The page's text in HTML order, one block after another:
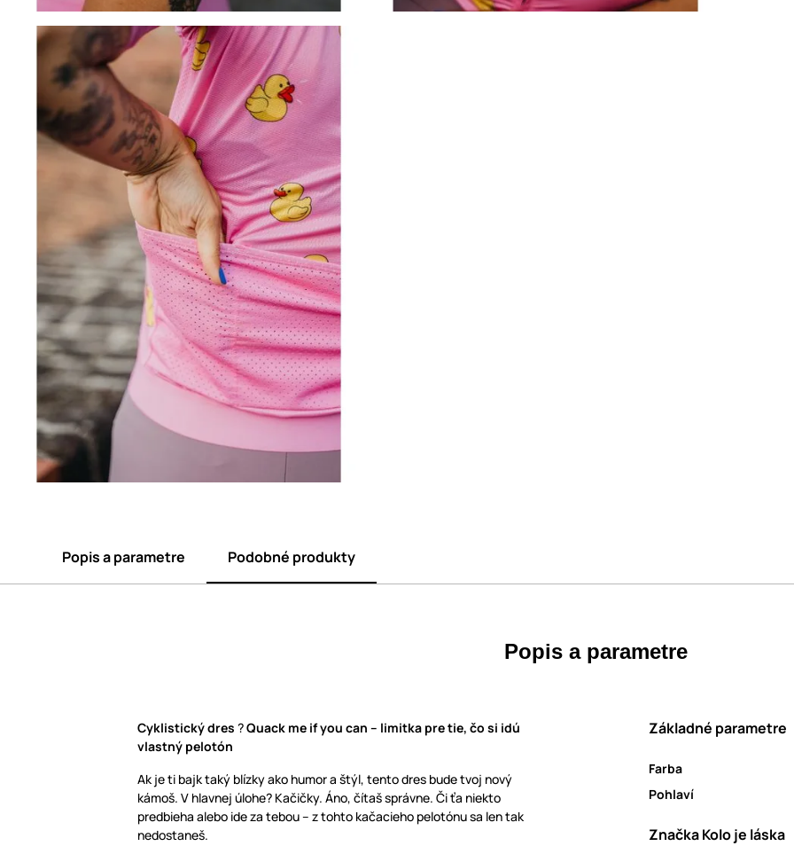
Popis a parametre Podobné produkty
Popis a parametre
Cyklistický dres ?Quack me if you can – limitka pre tie, čo si idú
vlastný pelotón
Ak je ti bajk taký blízky ako humor a štýl, tento dres bude tvoj nový
kámoš. V hlavnej úlohe? Kačičky. Áno, čítaš správne. Či ťa niekto
predbieha alebo ide za tebou – z tohto kačacieho pelotónu sa len tak
nedostaneš.
Základné parametre
Farba
Pohlaví
Značka Kolo je láska